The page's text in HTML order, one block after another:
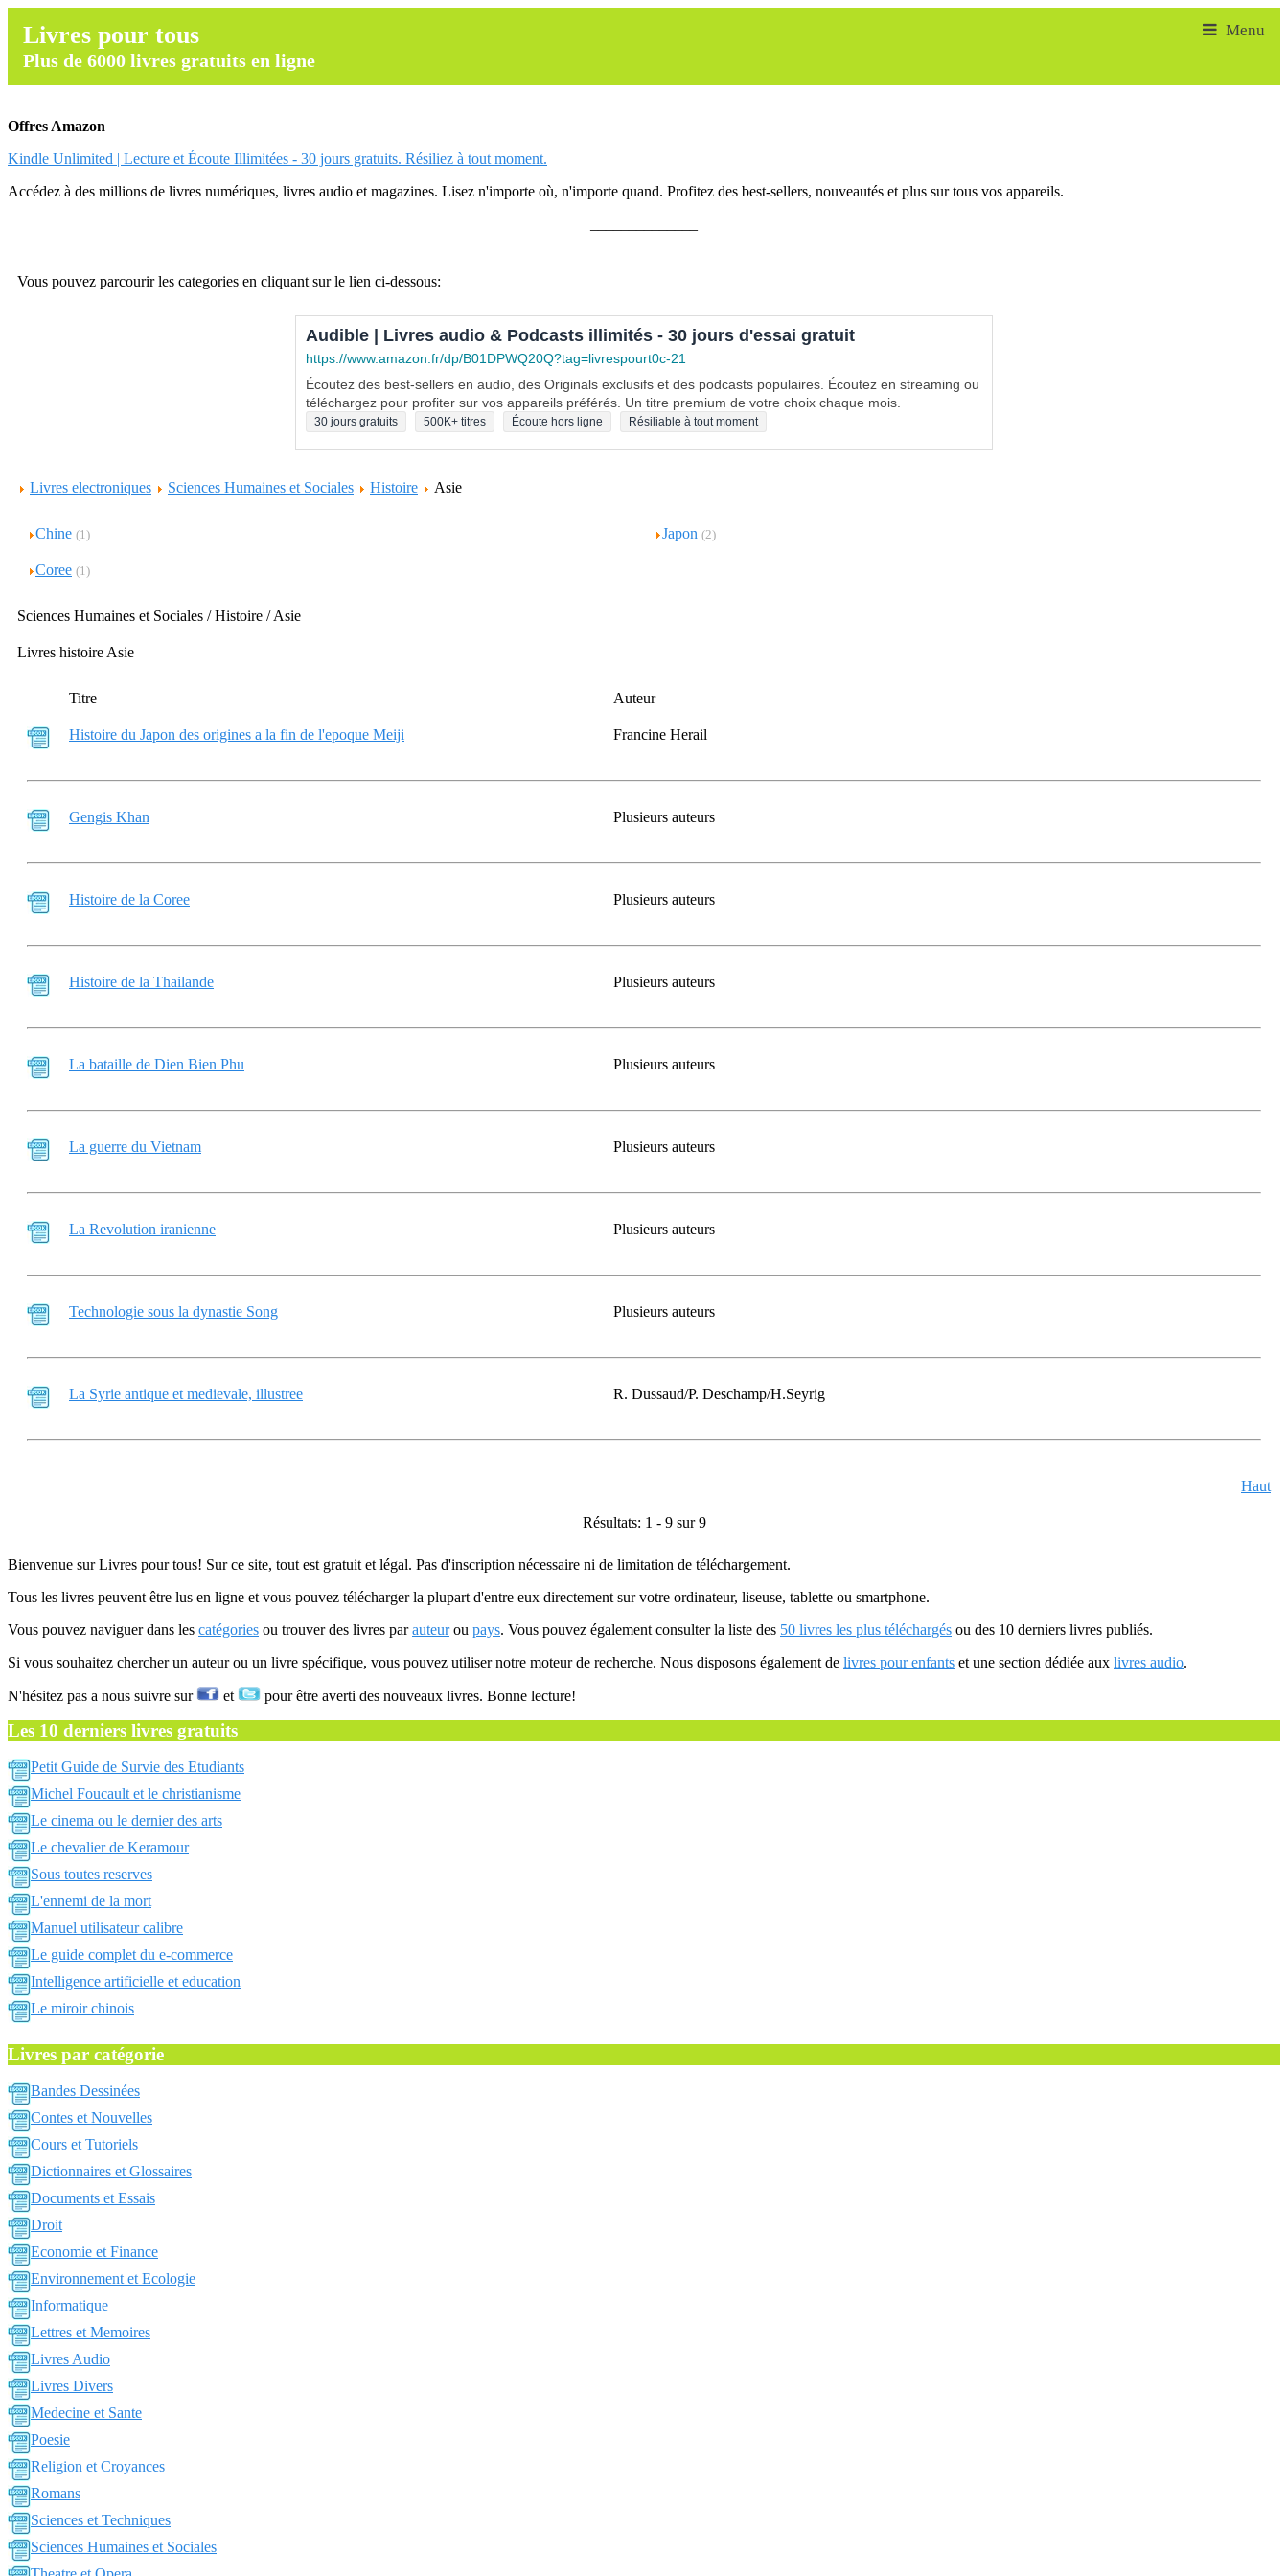
Livres pour tous
Plus de 6000 livres gratuits en ligne
Offres Amazon
Kindle Unlimited | Lecture et Écoute Illimitées - 30 jours gratuits. Résiliez à tout moment.
Accédez à des millions de livres numériques, livres audio et magazines. Lisez n'importe où, n'importe quand. Profitez des best-sellers, nouveautés et plus sur tous vos appareils.
Vous pouvez parcourir les categories en cliquant sur le lien ci-dessous:
Audible | Livres audio & Podcasts illimités - 30 jours d'essai gratuit
https://www.amazon.fr/dp/B01DPWQ20Q?tag=livrespourt0c-21
Écoutez des best-sellers en audio, des Originals exclusifs et des podcasts populaires. Écoutez en streaming ou
téléchargez pour profiter sur vos appareils préférés. Un titre premium de votre choix chaque mois.
30 jours gratuits 500K+ titres Écoute hors ligne Résiliable à tout moment
Livres electroniques Sciences Humaines et Sociales Histoire Asie
Chine (1) Japon (2)
Coree (1)
Sciences Humaines et Sociales / Histoire / Asie
Livres histoire Asie
Titre Auteur
Histoire du Japon des origines a la fin de l'epoque Meiji Francine Herail
Gengis Khan Plusieurs auteurs
Histoire de la Coree Plusieurs auteurs
Histoire de la Thailande Plusieurs auteurs
La bataille de Dien Bien Phu Plusieurs auteurs
La guerre du Vietnam Plusieurs auteurs
La Revolution iranienne Plusieurs auteurs
Technologie sous la dynastie Song Plusieurs auteurs
La Syrie antique et medievale, illustree R. Dussaud/P. Deschamp/H.Seyrig
Haut
Résultats: 1 - 9 sur 9
Bienvenue sur Livres pour tous! Sur ce site, tout est gratuit et légal. Pas d'inscription nécessaire ni de limitation de téléchargement.
Tous les livres peuvent être lus en ligne et vous pouvez télécharger la plupart d'entre eux directement sur votre ordinateur, liseuse, tablette ou smartphone.
Vous pouvez naviguer dans les catégories ou trouver des livres parauteurou pays. Vous pouvez également consulter la liste des 50 livres les plus téléchargés ou des 10 derniers livres publiés.
Si vous souhaitez chercher un auteur ou un livre spécifique, vous pouvez utiliser notre moteur de recherche. Nous disposons également de livres pour enfants et une section dédiée aux livres audio.
N'hésitez pas a nous suivre sur et pour être averti des nouveaux livres. Bonne lecture!
Les 10 derniers livres gratuits
Petit Guide de Survie des Etudiants
Michel Foucault et le christianisme
Le cinema ou le dernier des arts
Le chevalier de Keramour
Sous toutes reserves
L'ennemi de la mort
Manuel utilisateur calibre
Le guide complet du e-commerce
Intelligence artificielle et education
Le miroir chinois
Livres par catégorie
Bandes Dessinées
Contes et Nouvelles
Cours et Tutoriels
Dictionnaires et Glossaires
Documents et Essais
Droit
Economie et Finance
Environnement et Ecologie
Informatique
Lettres et Memoires
Livres Audio
Livres Divers
Medecine et Sante
Poesie
Religion et Croyances
Romans
Sciences et Techniques
Sciences Humaines et Sociales